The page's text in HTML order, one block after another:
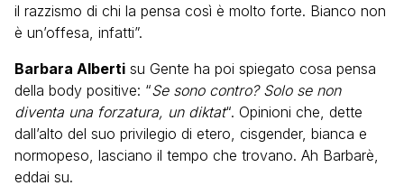
il razzismo di chi la pensa così è molto forte. Bianco non
è un’offesa, infatti”.
Barbara Alberti su Gente ha poi spiegato cosa pensa
della body positive: “Se sono contro? Solo se non
diventa una forzatura, un diktat“. Opinioni che, dette
dall’alto del suo privilegio di etero, cisgender, bianca e
normopeso, lasciano il tempo che trovano. Ah Barbarè,
eddai su.